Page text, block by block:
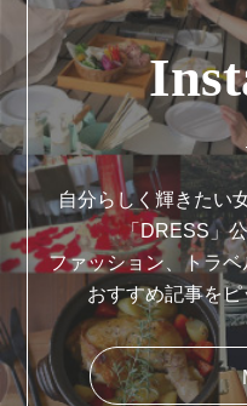
自分らしく輝きたい
「DRESS」
ファッション、トラ
おすすめ記事を